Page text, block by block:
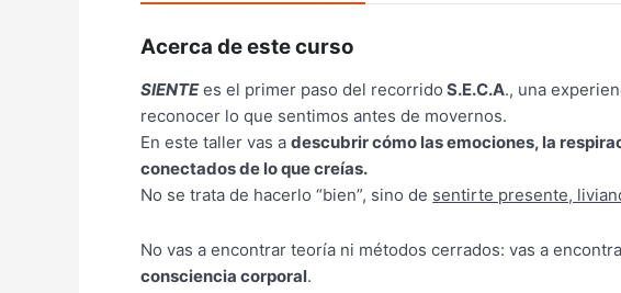
Acerca de este curso
SIENTEes el primer paso del recorrido S.E.C.A., una
reconocer lo que sentimos antes de movernos.
En este taller vas adescubrir cómo las emociones, la
conectados de lo que creías.
No se trata de hacerlo “bien”, sino de sentirte presente,
No vas a encontrar teoría ni métodos cerrados: vas a
consciencia corporal.